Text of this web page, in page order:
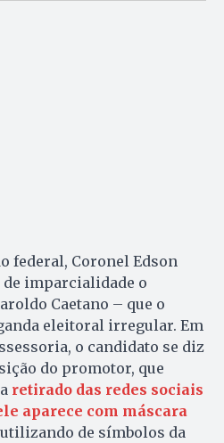
federal, Coronel Edson
de imparcialidade o
Caetano – que o
eleitoral irregular. Em
o candidato se diz
do promotor, que
retirado das redes sociais
aparece com máscara
utilizando de símbolos da